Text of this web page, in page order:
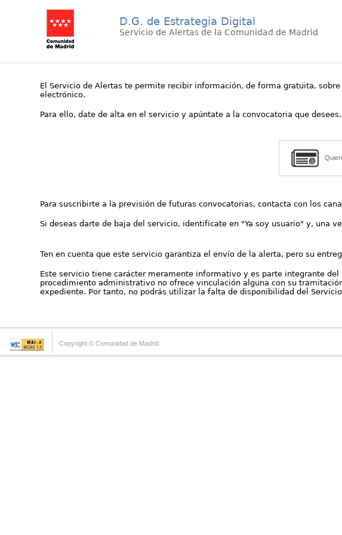
D.G. de Estrategia Digital
Servicio de Alertas de la Comunidad de Madrid
El Servicio de Alertas te permite recibir información, de forma gratuita,
electrónico.
Para ello, date de alta en el servicio y apúntate a la convocatoria que desees.
Para suscribirte a la previsión de futuras convocatorias, contacta con los
Si deseas darte de baja del servicio, identifícate en "Ya soy usuario" y, una
Ten en cuenta que este servicio garantiza el envío de la alerta, pero su
Este servicio tiene carácter meramente informativo y es parte integrante
procedimiento administrativo no ofrece vinculación alguna con su
expediente. Por tanto, no podrás utilizar la falta de disponibilidad del
Copyright © Comunidad de Madrid.